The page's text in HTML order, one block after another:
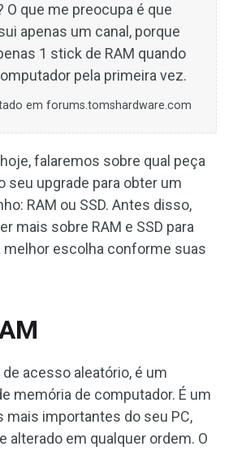
O que me preocupa é que
apenas um canal, porque
1 stick de RAM quando
pela primeira vez.
em forums.tomshardware.com
falaremos sobre qual peça
seu upgrade para obter um
RAM ou SSD. Antes disso,
mais sobre RAM e SSD para
melhor escolha conforme suas
acesso aleatório, é um
memória de computador. É um
importantes do seu PC,
alterado em qualquer ordem. O